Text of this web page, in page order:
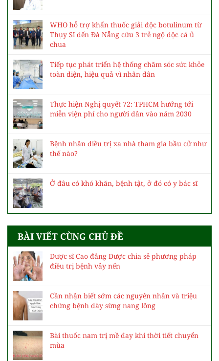
WHO hỗ trợ khẩn thuốc giải độc botulinum từ
Thụy Sĩ đến Đà Nẵng cứu 3 trẻ ngộ độc cá ủ
chua
Tiếp tục phát triển hệ thống chăm sóc sức khỏe
toàn diện, hiệu quả vì nhân dân
Thực hiện Nghị quyết 72: TPHCM hướng tới
miễn viện phí cho người dân vào năm 2030
Bệnh nhân điều trị xa nhà tham gia bầu cử như
thế nào?
Ở đâu có khó khăn, bệnh tật, ở đó có y bác sĩ
BÀI VIẾT CÙNG CHỦ ĐỀ
Dược sĩ Cao đẳng Dược chia sẻ phương pháp
điều trị bệnh vảy nến
Cần nhận biết sớm các nguyên nhân và triệu
chứng bệnh dày sừng nang lông
Bài thuốc nam trị mề đay khi thời tiết chuyển
mùa